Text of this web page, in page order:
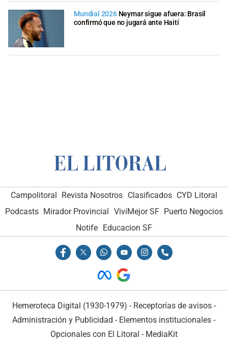
Mundial 2026 Neymar sigue afuera: Brasil
confirmó que no jugará ante Haití
Campolitoral Revista Nosotros Clasificados CYD Litoral
Podcasts Mirador Provincial VivíMejor SF Puerto Negocios
Notife Educacion SF
Hemeroteca Digital (1930-1979) - Receptorías de avisos -
Administración y Publicidad - Elementos institucionales -
Opcionales con El Litoral - MediaKit